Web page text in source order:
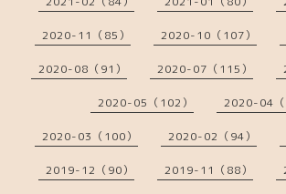
2020-11（85） 2020-10（107）
2020-08（91） 2020-07（115）
2020-05（102） 2020-04（
2020-03（100） 2020-02（94）
2019-12（90） 2019-11（88）